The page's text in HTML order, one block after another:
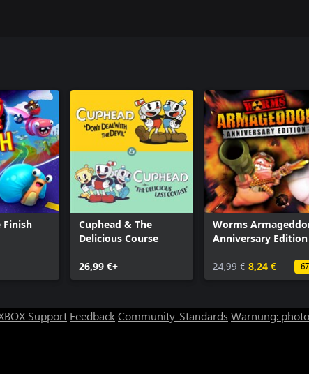
Finish
Cuphead & The
Delicious Course
26,99 €+
Worms
Anniversary Edition
24,99 € 8,24 € -
Support FeedbackCommunity-Standards Warnung: